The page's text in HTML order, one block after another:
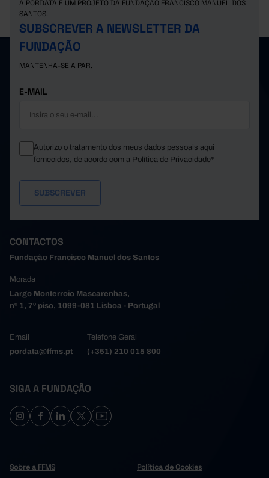
A PORDATA É UM PROJETO DA FUNDAÇÃO FRANCISCO MANUEL DOS
SANTOS.
SUBSCREVER A NEWSLETTER DA
FUNDAÇÃO
MANTENHA-SE A PAR.
E-MAIL
Autorizo o tratamento dos meus dados pessoais aqui
fornecidos, de acordo com a Política de Privacidade*
CONTACTOS
Fundação Francisco Manuel dos Santos
Morada
Largo Monterroio Mascarenhas,
nº 1, 7º piso, 1099-081 Lisboa - Portugal
Email
pordata@ffms.pt
Telefone Geral
(+351) 210 015 800
SIGA A FUNDAÇÃO
Sobre a FFMS Política de Cookies